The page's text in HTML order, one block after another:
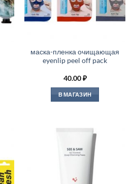
маска-пленка очищающая
eyenlip peel off pack
40.00₽
В МАГАЗИН